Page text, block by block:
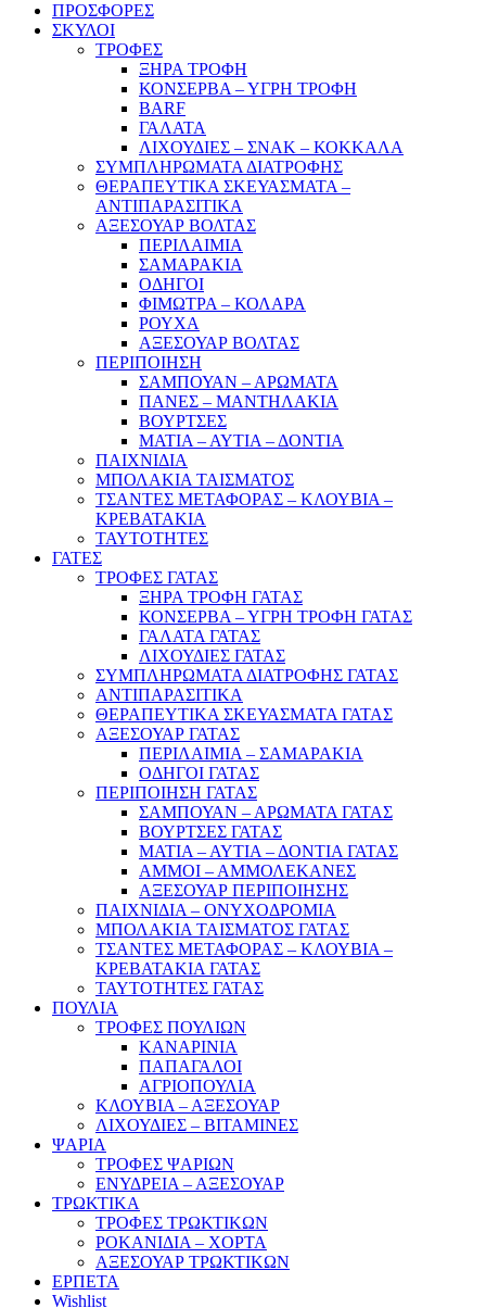
ΠΡΟΣΦΟΡΕΣ
ΣΚΥΛΟΙ
ΤΡΟΦΕΣ
ΞΗΡΑ ΤΡΟΦΗ
ΚΟΝΣΕΡΒΑ – ΥΓΡΗ ΤΡΟΦΗ
BARF
ΓΑΛΑΤΑ
ΛΙΧΟΥΔΙΕΣ – ΣΝΑΚ – ΚΟΚΚΑΛΑ
ΣΥΜΠΛΗΡΩΜΑΤΑ ΔΙΑΤΡΟΦΗΣ
ΘΕΡΑΠΕΥΤΙΚΑ ΣΚΕΥΑΣΜΑΤΑ –
ΑΝΤΙΠΑΡΑΣΙΤΙΚΑ
ΑΞΕΣΟΥΑΡ ΒΟΛΤΑΣ
ΠΕΡΙΛΑΙΜΙΑ
ΣΑΜΑΡΑΚΙΑ
ΟΔΗΓΟΙ
ΦΙΜΩΤΡΑ – ΚΟΛΑΡΑ
ΡΟΥΧΑ
ΑΞΕΣΟΥΑΡ ΒΟΛΤΑΣ
ΠΕΡΙΠΟΙΗΣΗ
ΣΑΜΠΟΥΑΝ – ΑΡΩΜΑΤΑ
ΠΑΝΕΣ – ΜΑΝΤΗΛΑΚΙΑ
ΒΟΥΡΤΣΕΣ
ΜΑΤΙΑ – ΑΥΤΙΑ – ΔΟΝΤΙΑ
ΠΑΙΧΝΙΔΙΑ
ΜΠΟΛΑΚΙΑ ΤΑΙΣΜΑΤΟΣ
ΤΣΑΝΤΕΣ ΜΕΤΑΦΟΡΑΣ – ΚΛΟΥΒΙΑ –
ΚΡΕΒΑΤΑΚΙΑ
ΤΑΥΤΟΤΗΤΕΣ
ΓΑΤΕΣ
ΤΡΟΦΕΣ ΓΑΤΑΣ
ΞΗΡΑ ΤΡΟΦΗ ΓΑΤΑΣ
ΚΟΝΣΕΡΒΑ – ΥΓΡΗ ΤΡΟΦΗ ΓΑΤΑΣ
ΓΑΛΑΤΑ ΓΑΤΑΣ
ΛΙΧΟΥΔΙΕΣ ΓΑΤΑΣ
ΣΥΜΠΛΗΡΩΜΑΤΑ ΔΙΑΤΡΟΦΗΣ ΓΑΤΑΣ
ΑΝΤΙΠΑΡΑΣΙΤΙΚΑ
ΘΕΡΑΠΕΥΤΙΚΑ ΣΚΕΥΑΣΜΑΤΑ ΓΑΤΑΣ
ΑΞΕΣΟΥΑΡ ΓΑΤΑΣ
ΠΕΡΙΛΑΙΜΙΑ – ΣΑΜΑΡΑΚΙΑ
ΟΔΗΓΟΙ ΓΑΤΑΣ
ΠΕΡΙΠΟΙΗΣΗ ΓΑΤΑΣ
ΣΑΜΠΟΥΑΝ – ΑΡΩΜΑΤΑ ΓΑΤΑΣ
ΒΟΥΡΤΣΕΣ ΓΑΤΑΣ
ΜΑΤΙΑ – ΑΥΤΙΑ – ΔΟΝΤΙΑ ΓΑΤΑΣ
ΑΜΜΟΙ – ΑΜΜΟΛΕΚΑΝΕΣ
ΑΞΕΣΟΥΑΡ ΠΕΡΙΠΟΙΗΣΗΣ
ΠΑΙΧΝΙΔΙΑ – ΟΝΥΧΟΔΡΟΜΙΑ
ΜΠΟΛΑΚΙΑ ΤΑΙΣΜΑΤΟΣ ΓΑΤΑΣ
ΤΣΑΝΤΕΣ ΜΕΤΑΦΟΡΑΣ – ΚΛΟΥΒΙΑ –
ΚΡΕΒΑΤΑΚΙΑ ΓΑΤΑΣ
ΤΑΥΤΟΤΗΤΕΣ ΓΑΤΑΣ
ΠΟΥΛΙΑ
ΤΡΟΦΕΣ ΠΟΥΛΙΩΝ
ΚΑΝΑΡΙΝΙΑ
ΠΑΠΑΓΑΛΟΙ
ΑΓΡΙΟΠΟΥΛΙΑ
ΚΛΟΥΒΙΑ – ΑΞΕΣΟΥΑΡ
ΛΙΧΟΥΔΙΕΣ – ΒΙΤΑΜΙΝΕΣ
ΨΑΡΙΑ
ΤΡΟΦΕΣ ΨΑΡΙΩΝ
ΕΝΥΔΡΕΙΑ – ΑΞΕΣΟΥΑΡ
ΤΡΩΚΤΙΚΑ
ΤΡΟΦΕΣ ΤΡΩΚΤΙΚΩΝ
ΡΟΚΑΝΙΔΙΑ – ΧΟΡΤΑ
ΑΞΕΣΟΥΑΡ ΤΡΩΚΤΙΚΩΝ
ΕΡΠΕΤΑ
Wishlist